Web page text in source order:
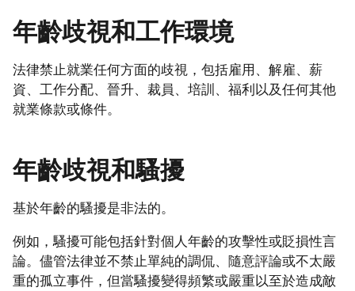
年齡歧視和工作環境
法律禁止就業任何方面的歧視，包括雇用、解雇、薪
資、工作分配、晉升、裁員、培訓、福利以及任何其他
就業條款或條件。
年齡歧視和騷擾
基於年齡的騷擾是非法的。
例如，騷擾可能包括針對個人年齡的攻擊性或貶損性言
論。儘管法律並不禁止單純的調侃、隨意評論或不太嚴
重的孤立事件，但當騷擾變得頻繁或嚴重以至於造成敵